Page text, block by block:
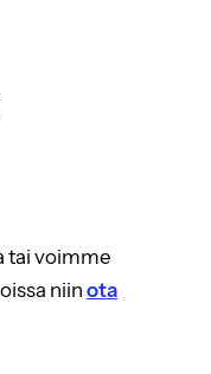
tai voimme
niin ota